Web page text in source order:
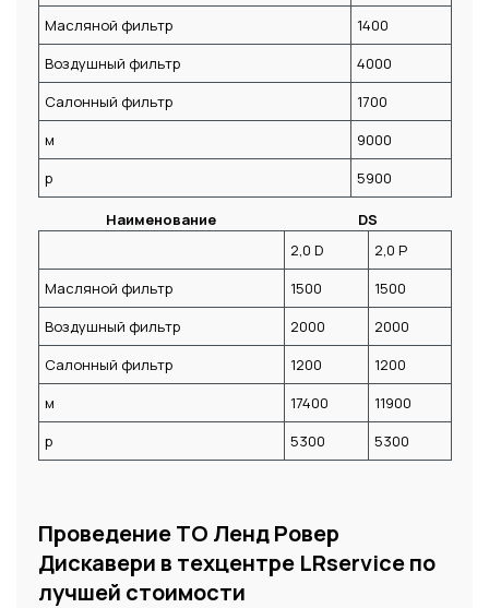
Масляной фильтр
1400
Воздушный фильтр
4000
Салонный фильтр
1700
м
9000
р
5900
Наименование
DS
2,0 D
2,0 P
Масляной фильтр
1500
1500
Воздушный фильтр
2000
2000
Салонный фильтр
1200
1200
м
17400
11900
р
5300 5300
Проведение ТО Ленд Ровер
Дискавери в техцентре LRservice по
лучшей стоимости